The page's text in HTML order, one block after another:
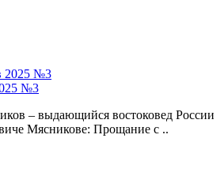
№3
– выдающийся востоковед России
Мясникове: Прощание с ..